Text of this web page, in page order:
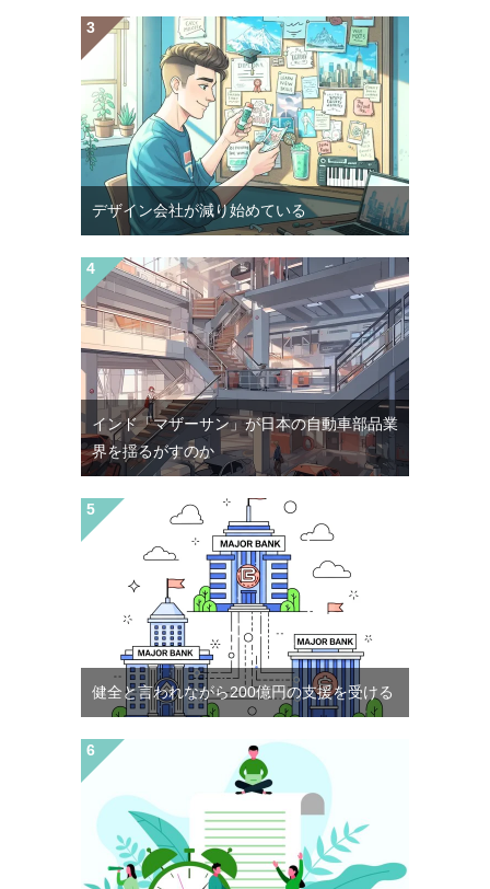
デザイン会社が減り始めている
インド「マザーサン」が日本の自動車部品業
界を揺るがすのか
健全と言われながら200億円の支援を受ける